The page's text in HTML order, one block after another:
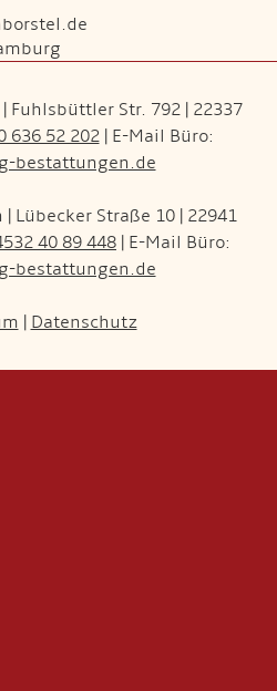
Fuhlsbüttler Str. 792 | 22337
636 52 202| E-Mail Büro:
bestattungen.de
Lübecker Straße 10 | 22941
40 89 448 | E-Mail Büro:
bestattungen.de
| Datenschutz